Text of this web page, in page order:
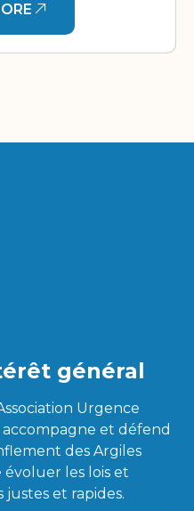
général
Urgence
accompagne et défend
des Argiles
les lois et
et rapides.